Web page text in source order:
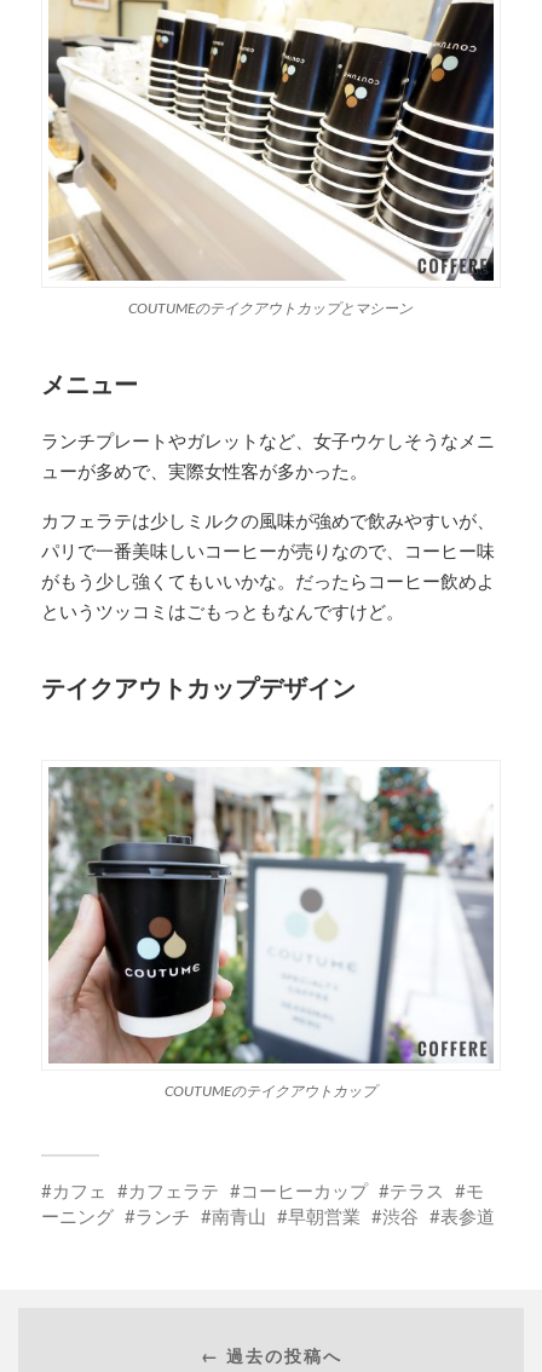
COUTUMEのテイクアウトカップとマシーン
メニュー
ランチプレートやガレットなど、女子ウケしそうなメニ
ューが多めで、実際女性客が多かった。
カフェラテは少しミルクの風味が強めで飲みやすいが、
パリで一番美味しいコーヒーが売りなので、コーヒー味
がもう少し強くてもいいかな。だったらコーヒー飲めよ
というツッコミはごもっともなんですけど。
テイクアウトカップデザイン
COUTUMEのテイクアウトカップ
カフェ カフェラテ コーヒーカップ テラス
モ
ーニング
ランチ 南青山 早朝営業 渋谷 表参道
← 過去の投稿へ